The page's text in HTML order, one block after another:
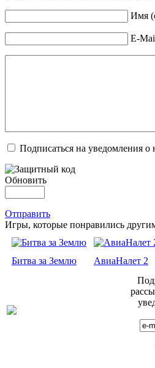
Имя
E-
Подписаться на уведомления
Обновить
Отправить
Игры, которые понравились
Битва за Землю АвиаНалет 2